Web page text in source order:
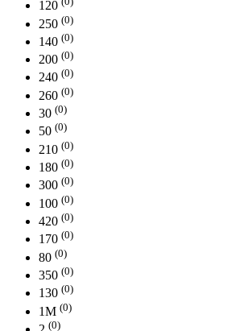
120
250 (0)
140 (0)
200 (0)
240 (0)
260 (0)
30 (0)
50 (0)
210 (0)
180 (0)
300 (0)
100 (0)
420 (0)
170 (0)
80 (0)
350 (0)
130 (0)
1М (0)
(0)